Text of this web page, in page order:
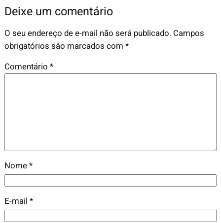
Deixe um comentário
O seu endereço de e-mail não será publicado. Campos
obrigatórios são marcados com *
Comentário *
Nome*
E-mail *